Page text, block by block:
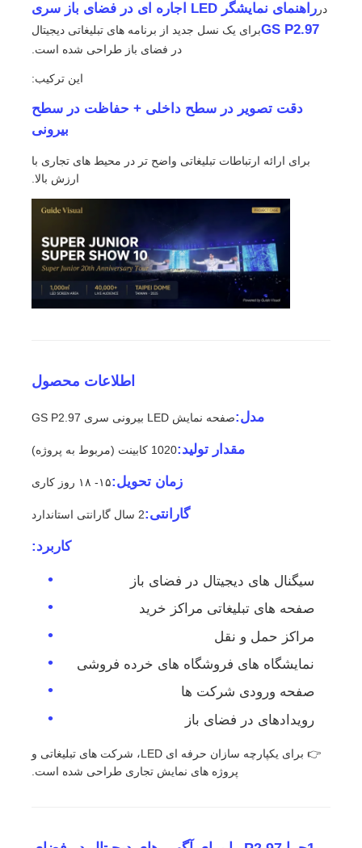
با ما تماس بگیرید
موارد
درخواست قیمت
صفحه نمایش LED
دیوار ویدیویی LED COB
صفحه نمایش LED بیرونی
بیلبورد LED در فضای باز
در
راهنمای نمایشگر LED اجاره ای در فضای باز سری
GS P2.97برای یک نسل جدید از برنامه های تبلیغاتی دیجیتال
در فضای باز طراحی شده است.
این ترکیب:
دقت تصویر در سطح داخلی + حفاظت در سطح
بیرونی
برای ارائه ارتباطات تبلیغاتی واضح تر در محیط های تجاری با
ارزش بالا.
اطلاعات محصول
مدل:صفحه نمایش LED بیرونی سری GS P2.97
مقدار تولید:1020 کابینت (مربوط به پروژه)
زمان تحویل:۱۵- ۱۸ روز کاری
گارانتی:2 سال گارانتی استاندارد
کاربرد:
سیگنال های دیجیتال در فضای باز
صفحه های تبلیغاتی مراکز خرید
مراکز حمل و نقل
نمایشگاه های فروشگاه های خرده فروشی
صفحه ورودی شرکت ها
رویدادهای در فضای باز
👉 برای یکپارچه سازان حرفه ای LED، شرکت های تبلیغاتی و
پروژه های نمایش تجاری طراحی شده است.